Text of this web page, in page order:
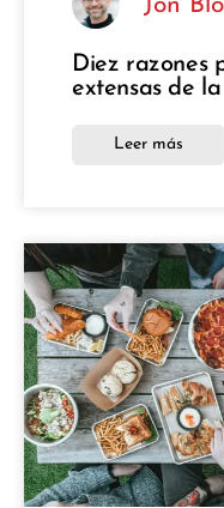
Diez razones
extensas de
Leer más